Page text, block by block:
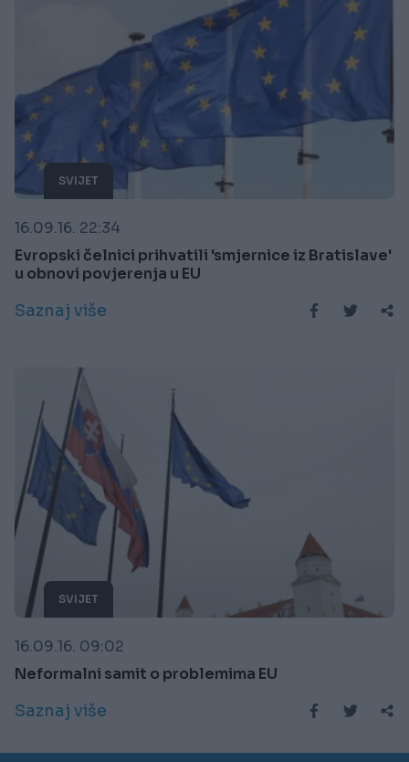
SVIJET
16.09.16. 22:34
Evropski čelnici prihvatili 'smjernice iz Bratislave'
u obnovi povjerenja u EU
Saznaj više
SVIJET
16.09.16. 09:02
Neformalni samit o problemima EU
Saznaj više